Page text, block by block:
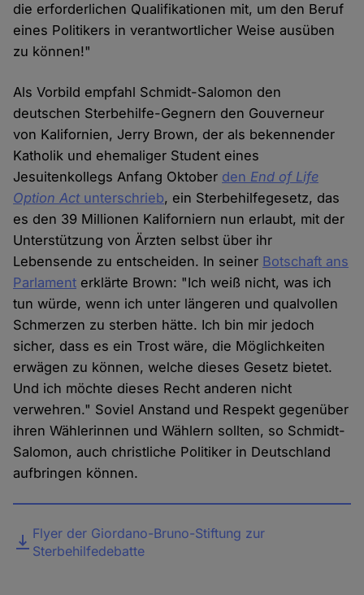
die erforderlichen Qualifikationen mit, um den Beruf
eines Politikers in verantwortlicher Weise ausüben
zu können!"
Als Vorbild empfahl Schmidt-Salomon den
deutschen Sterbehilfe-Gegnern den Gouverneur
von Kalifornien, Jerry Brown, der als bekennender
Katholik und ehemaliger Student eines
Jesuitenkollegs Anfang Oktober den End of Life
Option Actunterschrieb, ein Sterbehilfegesetz, das
es den 39 Millionen Kaliforniern nun erlaubt, mit der
Unterstützung von Ärzten selbst über ihr
Lebensende zu entscheiden. In seiner Botschaft ans
Parlament erklärte Brown: "Ich weiß nicht, was ich
tun würde, wenn ich unter längeren und qualvollen
Schmerzen zu sterben hätte. Ich bin mir jedoch
sicher, dass es ein Trost wäre, die Möglichkeiten
erwägen zu können, welche dieses Gesetz bietet.
Und ich möchte dieses Recht anderen nicht
verwehren." Soviel Anstand und Respekt gegenüber
ihren Wählerinnen und Wählern sollten, so Schmidt-
Salomon, auch christliche Politiker in Deutschland
aufbringen können.
DateiFlyer der Giordano-Bruno-Stiftung zur
Sterbehilfedebatte